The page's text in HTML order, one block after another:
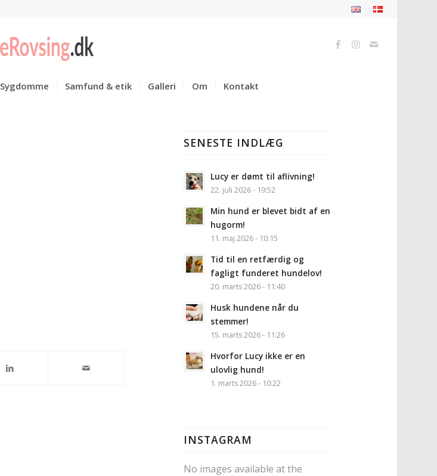
Sygdomme Samfund & etik Galleri Om Kontakt
SENESTE INDLÆG
Lucy er dømt til aflivning!
22. juli 2026 - 19:52
Min hund er blevet bidt af en
hugorm!
11. maj 2026 - 10:15
Tid til en retfærdig og
fagligt funderet hundelov!
20. marts 2026 - 11:40
Husk hundene når du
stemmer!
15. marts 2026 - 11:26
Hvorfor Lucy ikke er en
ulovlig hund!
1. marts 2026 - 10:22
INSTAGRAM
No images available at the